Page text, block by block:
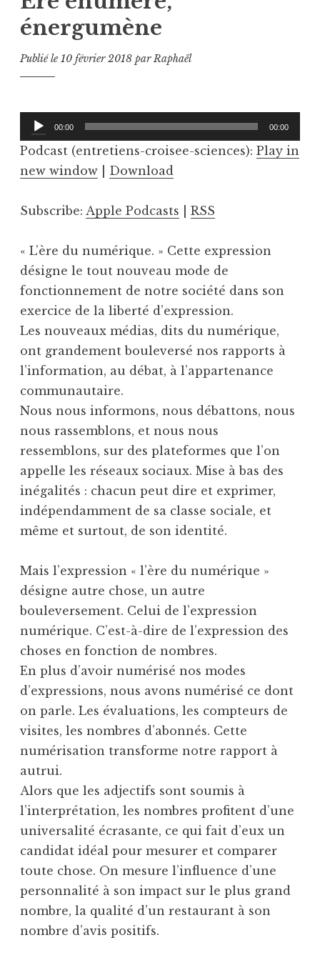
énergumène
Publié le10 février 2018 parRaphaël
Lecteur
audio
00:00 00:00
Podcast (entretiens-croisee-sciences): Play in
new window
Download
Subscribe: Apple Podcasts RSS
« L’ère du numérique. » Cette expression
désigne le tout nouveau mode de
fonctionnement de notre société dans son
exercice de la liberté d’expression.
Les nouveaux médias, dits du numérique,
ont grandement bouleversé nos rapports à
l’information, au débat, à l’appartenance
communautaire.
Nous nous informons, nous débattons, nous
nous rassemblons, et nous nous
ressemblons, sur des plateformes que l’on
appelle les réseaux sociaux. Mise à bas des
inégalités : chacun peut dire et exprimer,
indépendamment de sa classe sociale, et
même et surtout, de son identité.
Mais l’expression « l’ère du numérique »
désigne autre chose, un autre
bouleversement. Celui de l’expression
numérique. C’est-à-dire de l’expression des
choses en fonction de nombres.
En plus d’avoir numérisé nos modes
d’expressions, nous avons numérisé ce dont
on parle. Les évaluations, les compteurs de
visites, les nombres d’abonnés. Cette
numérisation transforme notre rapport à
autrui.
Alors que les adjectifs sont soumis à
l’interprétation, les nombres profitent d’une
universalité écrasante, ce qui fait d’eux un
candidat idéal pour mesurer et comparer
toute chose. On mesure l’influence d’une
personnalité à son impact sur le plus grand
nombre, la qualité d’un restaurant à son
nombre d’avis positifs.